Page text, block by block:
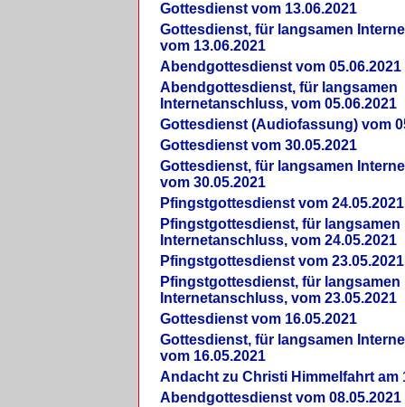
Gottesdienst vom 13.06.2021
Gottesdienst, für langsamen
vom 13.06.2021
Abendgottesdienst vom 05.06.2021
Abendgottesdienst, für langsamen
Internetanschluss, vom 05.06.2021
Gottesdienst (Audiofassung) vom
Gottesdienst vom 30.05.2021
Gottesdienst, für langsamen
vom 30.05.2021
Pfingstgottesdienst vom 24.05.2021
Pfingstgottesdienst, für langsamen
Internetanschluss, vom 24.05.2021
Pfingstgottesdienst vom 23.05.2021
Pfingstgottesdienst, für langsamen
Internetanschluss, vom 23.05.2021
Gottesdienst vom 16.05.2021
Gottesdienst, für langsamen
vom 16.05.2021
Andacht zu Christi Himmelfahrt am
Abendgottesdienst vom 08.05.2021